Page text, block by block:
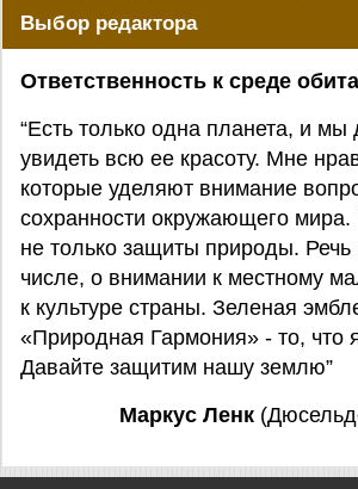
Выбор редактора
Ответственность к среде
“Есть только одна планета, и мы
увидеть всю ее красоту. Мне
которые уделяют внимание
сохранности окружающего мира.
не только защиты природы. Речь
числе, о внимании к местному
к культуре страны. Зеленая
«Природная Гармония» - то, что
Давайте защитим нашу землю”
Маркус Ленк